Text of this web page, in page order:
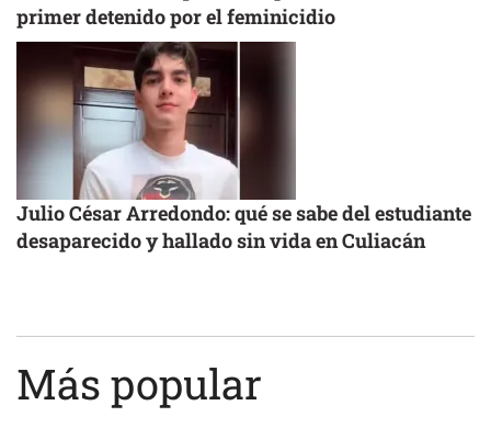
primer detenido por el feminicidio
Julio César Arredondo: qué se sabe del estudiante
desaparecido y hallado sin vida en Culiacán
Más popular